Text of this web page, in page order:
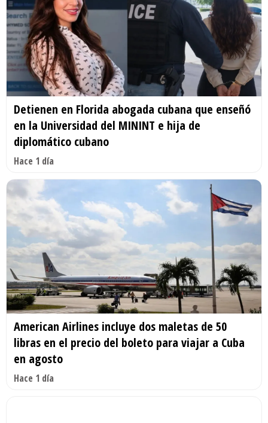
Detienen en Florida abogada cubana que enseñó
en la Universidad del MININT e hija de
diplomático cubano
Hace 1 día
American Airlines incluye dos maletas de 50
libras en el precio del boleto para viajar a Cuba
en agosto
Hace 1 día